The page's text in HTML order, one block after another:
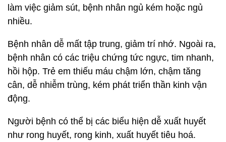
làm việc giảm sút, bệnh nhân ngủ kém hoặc ngủ
nhiều.
Bệnh nhân dễ mất tập trung, giảm trí nhớ. Ngoài ra,
bệnh nhân có các triệu chứng tức ngực, tim nhanh,
hồi hộp. Trẻ em thiếu máu chậm lớn, chậm tăng
cân, dễ nhiễm trùng, kém phát triển thần kinh vận
động.
Người bệnh có thể bị các biểu hiện dễ xuất huyết
như rong huyết, rong kinh, xuất huyết tiêu hoá.